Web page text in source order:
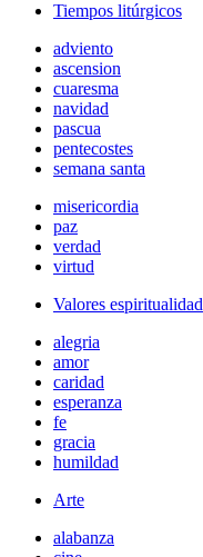
Tiempos litúrgicos
adviento
ascension
cuaresma
navidad
pascua
pentecostes
semana santa
misericordia
paz
verdad
virtud
Valores espiritualidad
alegria
amor
caridad
esperanza
fe
gracia
humildad
Arte
alabanza